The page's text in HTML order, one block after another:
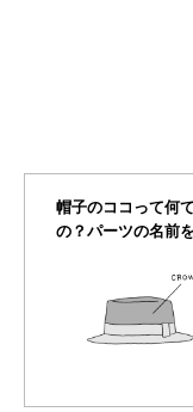
帽子のココって何
の？パーツの名前